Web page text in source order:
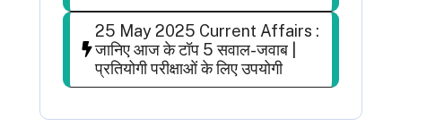
25 May 2025 Current Affairs :
जानिए आज के टॉप 5 सवाल-जवाब |
प्रतियोगी परीक्षाओं के लिए उपयोगी